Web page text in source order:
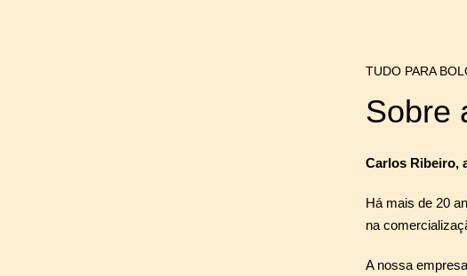
TUDO PARA
Sobre
Carlos Ribeiro,
Há mais de 20
na
A nossa